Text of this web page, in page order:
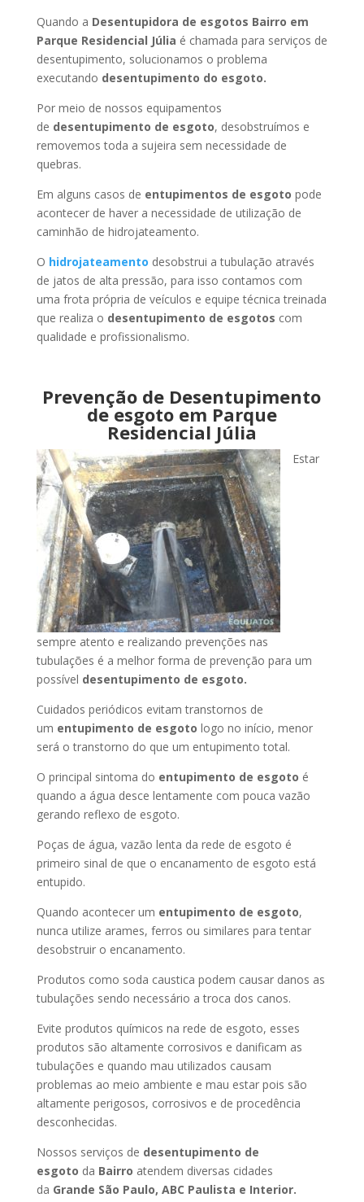
Quando a Desentupidora de esgotos Bairro em
Parque Residencial Júlia é chamada para serviços de
desentupimento, solucionamos o problema
executando desentupimento do esgoto.
Por meio de nossos equipamentos
de desentupimento de esgoto, desobstruímos e
removemos toda a sujeira sem necessidade de
quebras.
Em alguns casos de entupimentos de esgoto pode
acontecer de haver a necessidade de utilização de
caminhão de hidrojateamento.
O hidrojateamento desobstrui a tubulação através
de jatos de alta pressão, para isso contamos com
uma frota própria de veículos e equipe técnica treinada
que realiza o desentupimento de esgotos com
qualidade e profissionalismo.
Prevenção de Desentupimento
de esgoto em Parque
Residencial Júlia
Estar
sempre atento e realizando prevenções nas
tubulações é a melhor forma de prevenção para um
possível desentupimento de esgoto.
Cuidados periódicos evitam transtornos de
um entupimento de esgoto logo no início, menor
será o transtorno do que um entupimento total.
O principal sintoma do entupimento de esgoto é
quando a água desce lentamente com pouca vazão
gerando reflexo de esgoto.
Poças de água, vazão lenta da rede de esgoto é
primeiro sinal de que o encanamento de esgoto está
entupido.
Quando acontecer um entupimento de esgoto,
nunca utilize arames, ferros ou similares para tentar
desobstruir o encanamento.
Produtos como soda caustica podem causar danos as
tubulações sendo necessário a troca dos canos.
Evite produtos químicos na rede de esgoto, esses
produtos são altamente corrosivos e danificam as
tubulações e quando mau utilizados causam
problemas ao meio ambiente e mau estar pois são
altamente perigosos, corrosivos e de procedência
desconhecidas.
Nossos serviços de desentupimento de
esgoto da Bairro atendem diversas cidades
da Grande São Paulo, ABC Paulista e Interior.